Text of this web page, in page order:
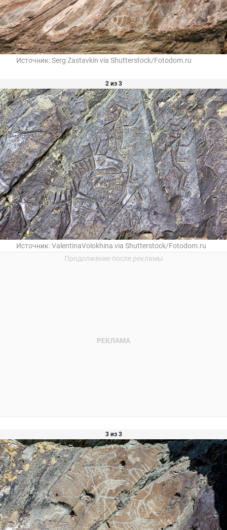
Источник:Serg Zastavkin via Shutterstock/Fotodom.ru
2 из 3
Источник:ValentinaVolokhina via Shutterstock/Fotodom.ru
3 из 3